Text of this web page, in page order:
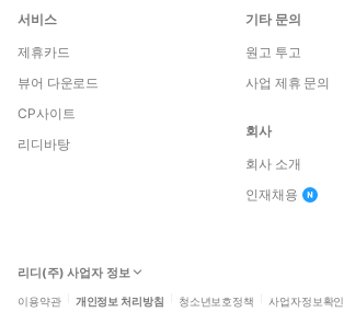
서비스
제휴카드
뷰어 다운로드
CP사이트
리디바탕
기타 문의
원고 투고
사업 제휴 문의
회사
회사 소개
인재채용
리디(주) 사업자 정보
이용약관 개인정보 처리방침 청소년보호정책 사업자정보확인